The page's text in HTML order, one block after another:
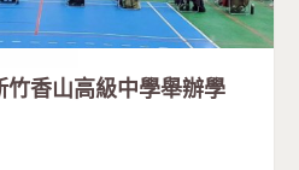
香山高級中學舉辦學